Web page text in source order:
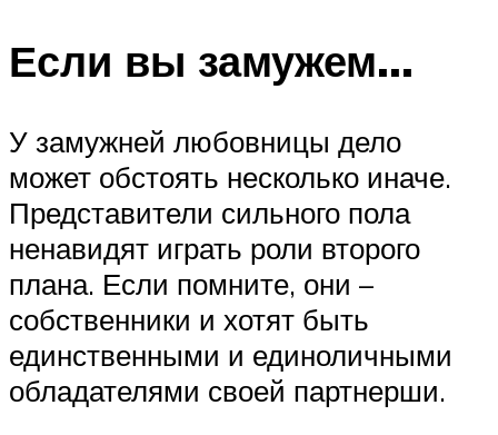
Если вы замужем…
У замужней любовницы дело
может обстоять несколько иначе.
Представители сильного пола
ненавидят играть роли второго
плана. Если помните, они –
собственники и хотят быть
единственными и единоличными
обладателями своей партнерши.